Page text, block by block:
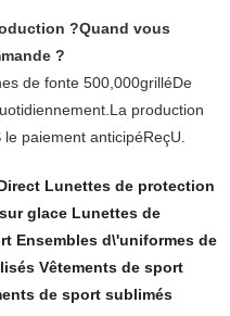
?Quand vous
?
de fonte 500,000grilléDe
production
paiement anticipéReçU.
Lunettes de protection
glace Lunettes de
Ensembles d\'uniformes de
Vêtements de sport
de sport sublimés